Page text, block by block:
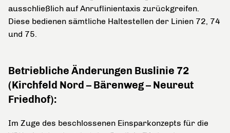
ausschließlich auf Anruflinientaxis zurückgreifen.
Diese bedienen sämtliche Haltestellen der Linien 72, 74
und 75.
Betriebliche Änderungen Buslinie 72
(Kirchfeld Nord – Bärenweg – Neureut
Friedhof):
Im Zuge des beschlossenen Einsparkonzepts für die